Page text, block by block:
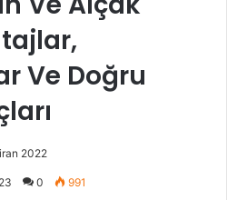
Ve Doğru
2022
0 991